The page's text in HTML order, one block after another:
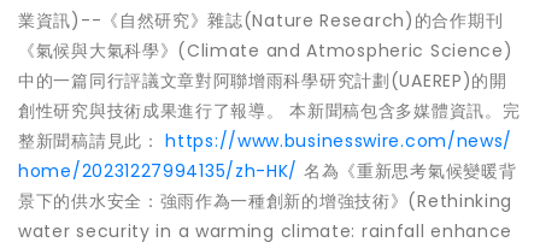
業資訊)--《自然研究》雜誌(Nature Research)的合作期刊
《氣候與大氣科學》(Climate and Atmospheric Science)
中的一篇同行評議文章對阿聯增雨科學研究計劃(UAEREP)的開
創性研究與技術成果進行了報導。 本新聞稿包含多媒體資訊。完
整新聞稿請見此：https://www.businesswire.com/news/
home/20231227994135/zh-HK/ 名為《重新思考氣候變暖背
景下的供水安全：強雨作為一種創新的增強技術》(Rethinking
water security in a warming climate: rainfall enhance